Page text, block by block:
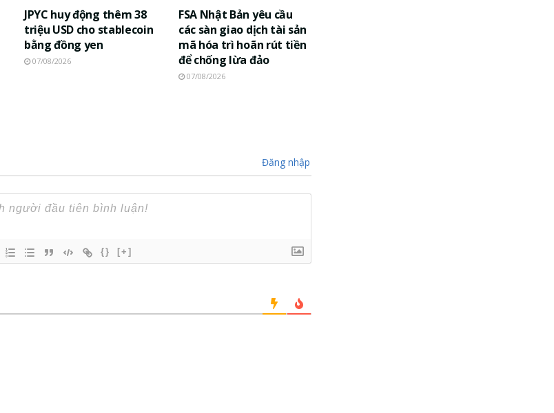
JPYC huy động thêm 38
triệu USD cho stablecoin
bằng đồng yen
07/08/2026
FSA Nhật Bản yêu cầu
các sàn giao dịch tài sản
mã hóa trì hoãn rút tiền
để chống lừa đảo
07/08/2026
Đăng nhập
{} [+]